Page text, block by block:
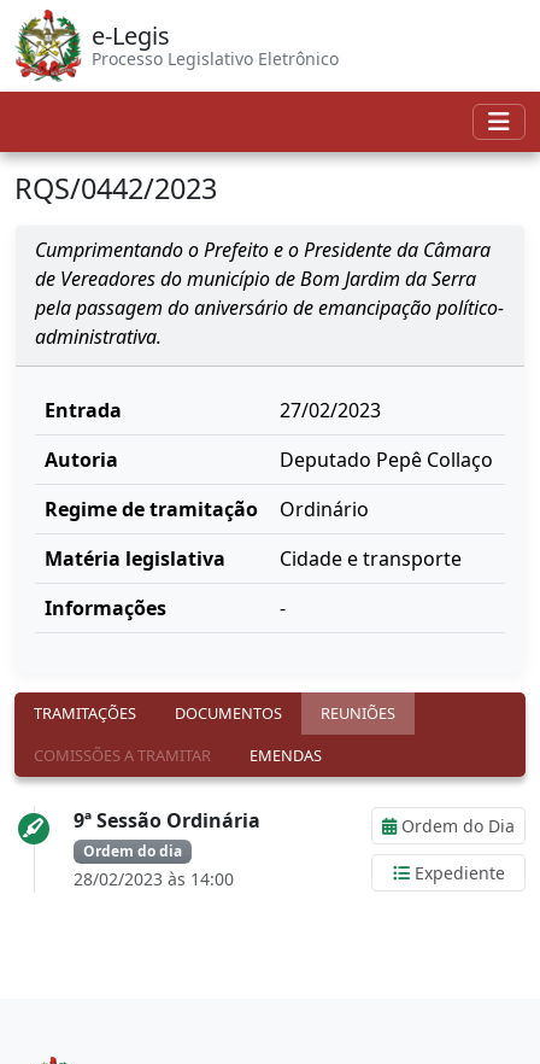
e-Legis
Processo Legislativo Eletrônico
RQS/0442/2023
Cumprimentando o Prefeito e o Presidente da Câmara
de Vereadores do município de Bom Jardim da Serra
pela passagem do aniversário de emancipação político-
administrativa.
Entrada
27/02/2023
Autoria
Deputado Pepê Collaço
Regime de tramitação
Ordinário
Matéria legislativa
Cidade e transporte
Informações
-
TRAMITAÇÕES DOCUMENTOS
REUNIÕES
COMISSÕES A TRAMITAR
EMENDAS
9ª Sessão Ordinária
Ordem do dia
28/02/2023 às 14:00
Ordem do Dia
Expediente